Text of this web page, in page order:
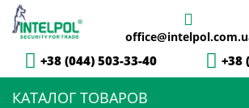
+38 (044) 503-33-40 +38
КАТАЛОГ ТОВАРОВ